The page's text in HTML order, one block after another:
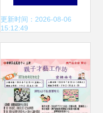
护
更新时间：2026-08-06
15:12:49